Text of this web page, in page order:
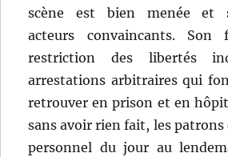
scène est bien menée et
acteurs convaincants.
restriction des libertés
arrestations arbitraires qui
retrouver en prison et en
sans avoir rien fait, les
personnel du jour au